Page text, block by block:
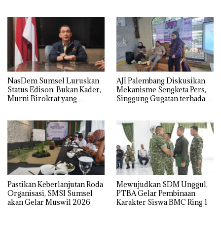
NasDem Sumsel Luruskan
Status Edison: Bukan Kader,
Murni Birokrat yang
AJI Palembang Diskusikan
Mekanisme Sengketa Pers,
Singgung Gugatan terhadap
Pastikan Keberlanjutan Roda
Organisasi, SMSI Sumsel
akan Gelar Muswil 2026
Mewujudkan SDM Unggul,
PTBA Gelar Pembinaan
Karakter Siswa BMC Ring 1